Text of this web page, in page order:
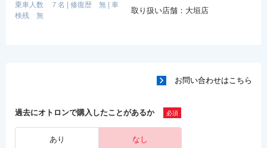
乗車人数 ７名
修復歴 無
車
検残 無
取り扱い店舗：大垣店
お問い合わせはこちら
過去にオトロンで購入したことがあるか
あり なし